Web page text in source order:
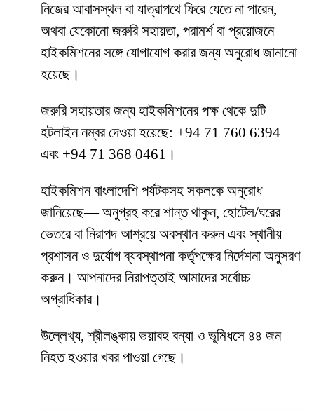
নিজের আবাসস্থল বা যাত্রাপথে ফিরে যেতে না পারেন,
অথবা যেকোনো জরুরি সহায়তা, পরামর্শ বা প্রয়োজনে
হাইকমিশনের সঙ্গে যোগাযোগ করার জন্য অনুরোধ জানানো
হয়েছে।
জরুরি সহায়তার জন্য হাইকমিশনের পক্ষ থেকে দুটি
হটলাইন নম্বর দেওয়া হয়েছে: +94 71 760 6394
এবং +94 71 368 0461।
হাইকমিশন বাংলাদেশি পর্যটকসহ সকলকে অনুরোধ
জানিয়েছে— অনুগ্রহ করে শান্ত থাকুন, হোটেল/ঘরের
ভেতরে বা নিরাপদ আশ্রয়ে অবস্থান করুন এবং স্থানীয়
প্রশাসন ও দুর্যোগ ব্যবস্থাপনা কর্তৃপক্ষের নির্দেশনা অনুসরণ
করুন। আপনাদের নিরাপত্তাই আমাদের সর্বোচ্চ
অগ্রাধিকার।
উল্লেখ্য, শ্রীলঙ্কায় ভয়াবহ বন্যা ও ভূমিধসে ৪৪ জন
নিহত হওয়ার খবর পাওয়া গেছে।